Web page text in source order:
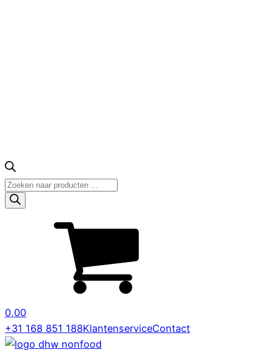
Producten
zoeken
0,00
+31 168 851 188KlantenserviceContact